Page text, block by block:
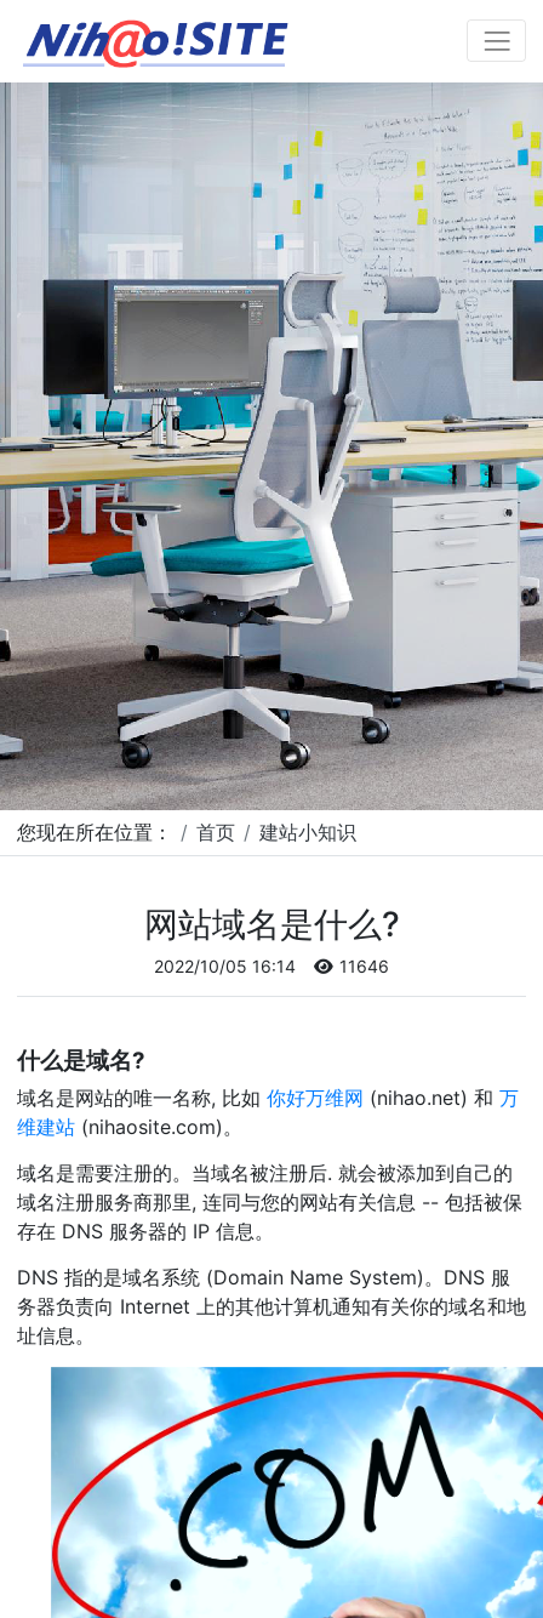
您现在所在位置： 首页 建站小知识
网站域名是什么?
2022/10/05 16:14 11646
什么是域名?
域名是网站的唯一名称, 比如 你好万维网 (nihao.net) 和 万
维建站 (nihaosite.com)。
域名是需要注册的。当域名被注册后. 就会被添加到自己的
域名注册服务商那里, 连同与您的网站有关信息 -- 包括被保
存在 DNS 服务器的 IP 信息。
DNS 指的是域名系统 (Domain Name System)。DNS 服
务器负责向 Internet 上的其他计算机通知有关你的域名和地
址信息。